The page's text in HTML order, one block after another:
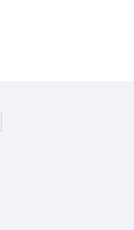
il Consiglio di Amministrazione